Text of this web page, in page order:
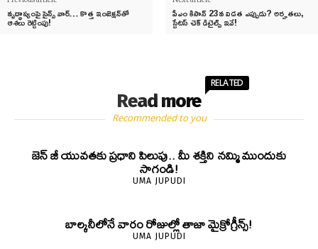
వృద్ధాప్యంపై సైన్స్ వార్… కొత్త ఇంజెక్షన్‌తో
ఆశలు రెట్టింపు!
పీఎం కిసాన్ 23వ విడత ఎప్పుడు? అర్హతలు,
స్టేటస్ చెక్ డిటైల్స్ ఇవే!
Read more
RELATED
Recommended to you
జెన్‌ జీ యువతకు ప్రధాని పిలుపు.. మీ శక్తిని నమ్మి ముందుకు
సాగండి!
UMA JUPUDI
బాల్కనీలోనే వారం రోజుల్లో తాజా మైక్రోగ్రీన్స్‌!
UMA JUPUDI